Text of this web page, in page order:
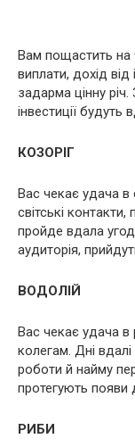
Вам пощастить на
виплати, дохід
задарма цінну
інвестиції будуть
КОЗОРІГ
Вас чекає удача в
світські
пройде вдала
аудиторія,
ВОДОЛІЙ
Вас чекає удача в
колегам. Дні
роботи й найму
протегують появи
РИБИ